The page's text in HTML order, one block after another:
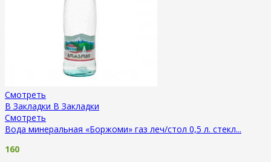
Смотреть
В Закладки В Закладки
Смотреть
Вода минеральная «Боржоми» газ леч/стол 0,5 л. стекл...
160